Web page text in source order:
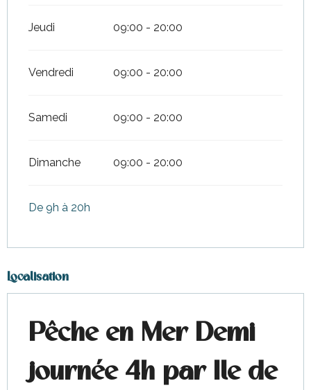
Jeudi 09:00 - 20:00
Vendredi 09:00 - 20:00
Samedi 09:00 - 20:00
Dimanche 09:00 - 20:00
De 9h à 20h
Localisation
Pêche en Mer Demi
journée 4h par Ile de